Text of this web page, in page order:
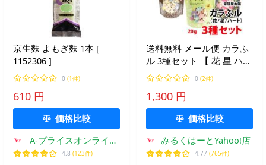
京生麩 よもぎ麩 1本 [
1152306 ]
0 (1件)
610 円
価格比較
A-プライスオンライン
ショップ
4.8 (123件)
送料無料 メール便 カラふ
ル 3種セット 【 花 星 ハー
ト 】 食卓に彩り 水戻し不
要 お子様も喜ぶ！ そのま
ま食べれる お麩 常陸屋本
舗
0 (2件)
1,300 円
価格比較
みるくはーとYahoo!店
4.77 (765件)